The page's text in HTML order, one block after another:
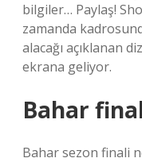
bilgiler… Paylaş!
zamanda
alacağı açıklanan
ekrana geliyor.
Bahar
Bahar sezon finali